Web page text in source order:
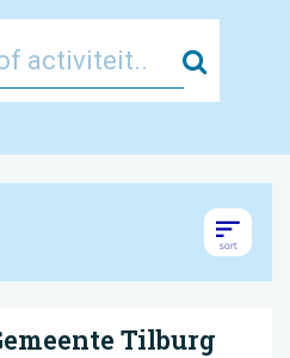
Zoek
Tilburg